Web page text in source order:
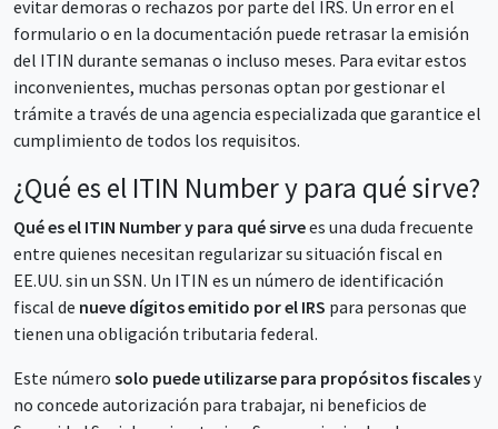
evitar demoras o rechazos por parte del IRS. Un error en el
formulario o en la documentación puede retrasar la emisión
del ITIN durante semanas o incluso meses. Para evitar estos
inconvenientes, muchas personas optan por gestionar el
trámite a través de una agencia especializada que garantice el
cumplimiento de todos los requisitos.
¿Qué es el ITIN Number y para qué sirve?
Qué es el ITIN Number y para qué sirvees una duda frecuente
entre quienes necesitan regularizar su situación fiscal en
EE.UU. sin un SSN. Un ITIN es un número de identificación
fiscal de nueve dígitos emitido por el IRS para personas que
tienen una obligación tributaria federal.
Este número solo puede utilizarse para propósitos fiscalesy
no concede autorización para trabajar, ni beneficios de